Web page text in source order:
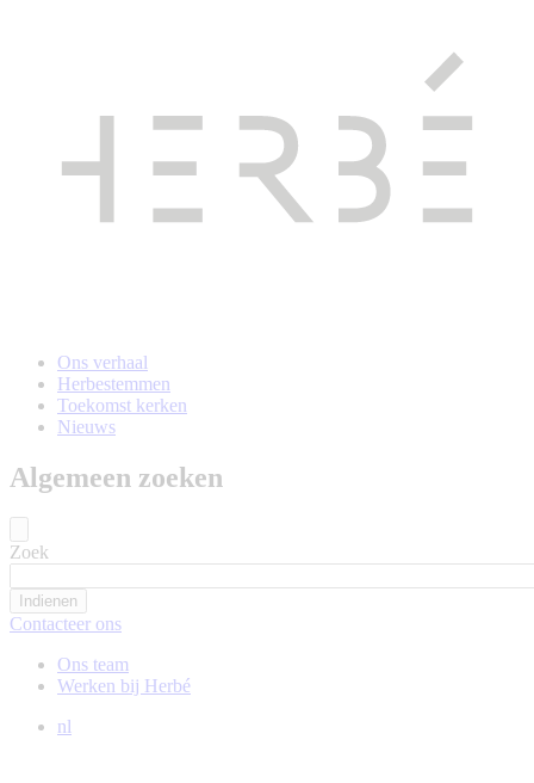
Ons verhaal
Herbestemmen
Toekomst kerken
Nieuws
Algemeen zoeken
Zoek
Contacteer ons
Ons team
Werken bij Herbé
nl